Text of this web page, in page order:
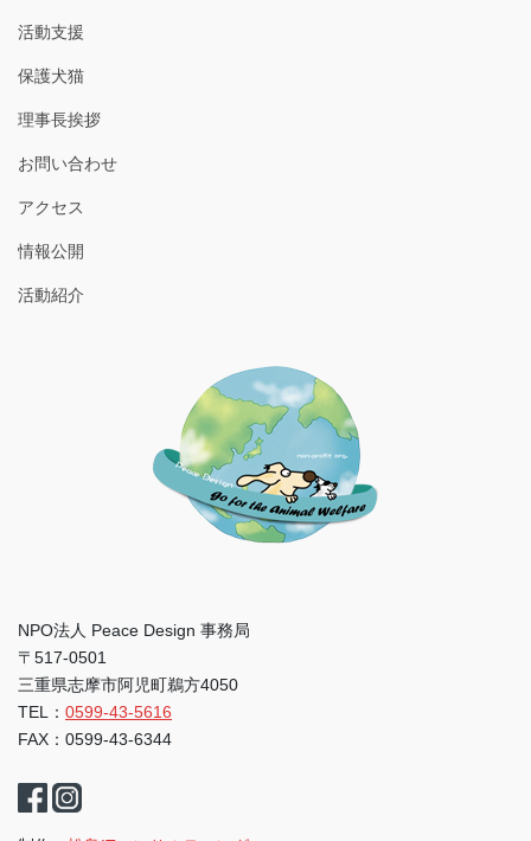
活動支援
保護犬猫
理事長挨拶
お問い合わせ
アクセス
情報公開
活動紹介
NPO法人 Peace Design 事務局
〒517-0501
三重県志摩市阿児町鵜方4050
TEL： 0599-43-5616
FAX：0599-43-6344